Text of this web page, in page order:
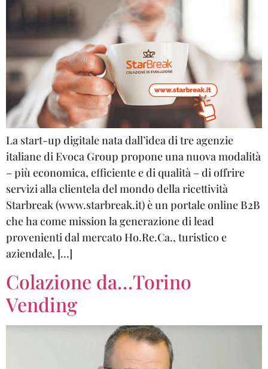
La start-up digitale nata dall’idea di tre agenzie
italiane di Evoca Group propone una nuova modalità
– più economica, efficiente e di qualità – di offrire
servizi alla clientela del mondo della ricettività
Starbreak (www.starbreak.it) è un portale online B2B
che ha come mission la generazione di lead
provenienti dal mercato Ho.Re.Ca., turistico e
aziendale, […]
Colazione da…Torino
Vending